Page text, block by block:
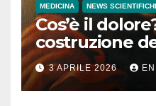
MEDICINA NEWS
Cos’è il
costruzione
3 APRILE 2026